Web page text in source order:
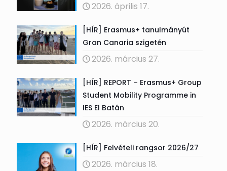
2026. április 17.
[HÍR] Erasmus+ tanulmányút
Gran Canaria szigetén
2026. március 27.
[HÍR] REPORT – Erasmus+ Group
Student Mobility Programme in
IES El Batán
2026. március 20.
[HÍR] Felvételi rangsor 2026/27
2026. március 18.